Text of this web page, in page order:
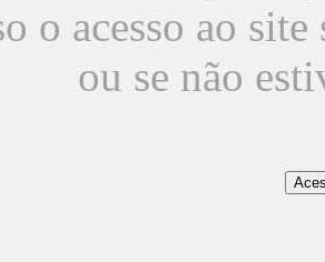
o acesso ao
ou se não